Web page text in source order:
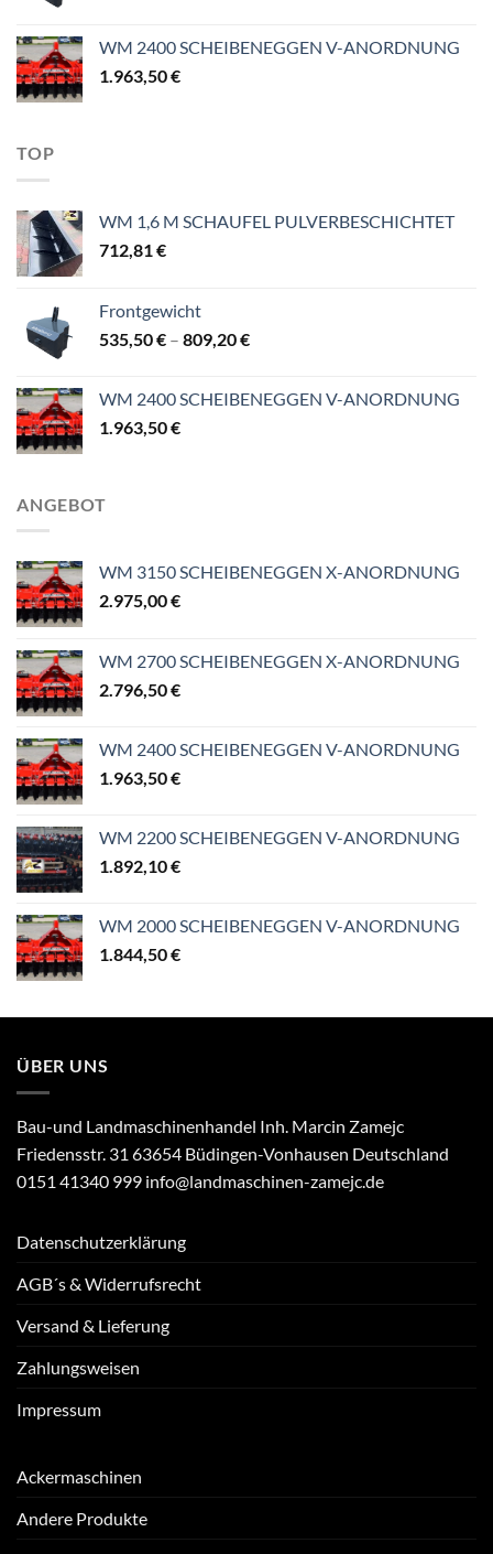
809,20 €
WM 2400 SCHEIBENEGGEN V-ANORDNUNG
1.963,50€
TOP
WM 1,6 M SCHAUFEL PULVERBESCHICHTET
712,81€
Frontgewicht
535,50€ – 809,20€Preisspanne:
809,20 €
WM 2400 SCHEIBENEGGEN V-ANORDNUNG
1.963,50€
ANGEBOT
WM 3150 SCHEIBENEGGEN X-ANORDNUNG
2.975,00€
WM 2700 SCHEIBENEGGEN X-ANORDNUNG
2.796,50€
WM 2400 SCHEIBENEGGEN V-ANORDNUNG
1.963,50€
WM 2200 SCHEIBENEGGEN V-ANORDNUNG
1.892,10€
WM 2000 SCHEIBENEGGEN V-ANORDNUNG
1.844,50€
ÜBER UNS
Bau-und Landmaschinenhandel Inh. Marcin Zamejc
Friedensstr. 31 63654 Büdingen-Vonhausen Deutschland
0151 41340 999 info@landmaschinen-zamejc.de
Datenschutzerklärung
AGB´s & Widerrufsrecht
Versand & Lieferung
Zahlungsweisen
Impressum
Ackermaschinen
Andere Produkte